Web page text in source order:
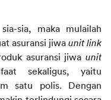
sia, maka mulailah
asuransi jiwa unit link
asuransi jiwa unit
sekaligus, yaitu
satu polis. Dengan